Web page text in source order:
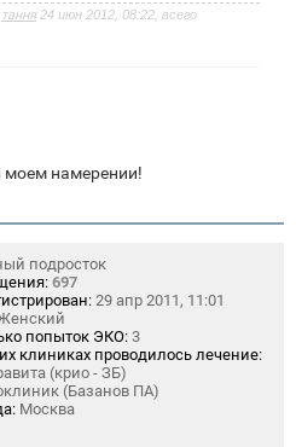
тання 24 июн 2012, 08:22, всего
моем намерении!
подросток
697
29 апр 2011, 11:01
попыток ЭКО: 3
клиниках проводилось лечение:
(крио - ЗБ)
(Базанов ПА)
Москва